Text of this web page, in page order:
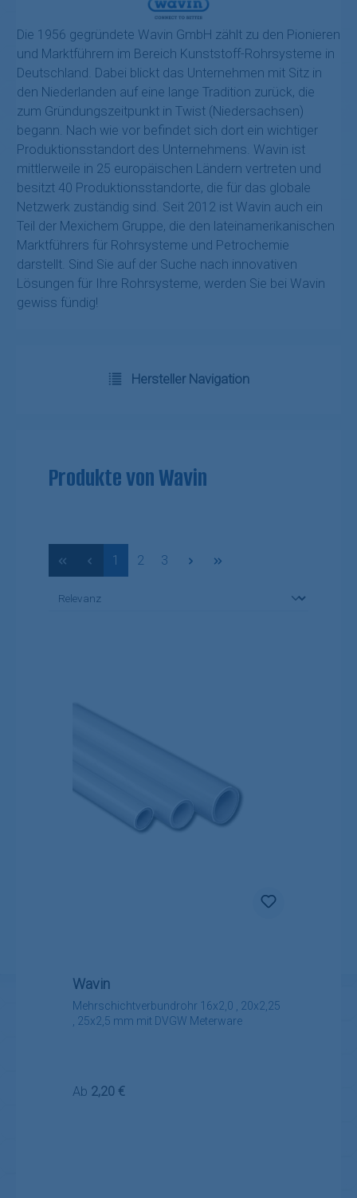
Die 1956 gegründete Wavin GmbH zählt zu den Pionieren
und Marktführern im Bereich Kunststoff-Rohrsysteme in
Deutschland. Dabei blickt das Unternehmen mit Sitz in
den Niederlanden auf eine lange Tradition zurück, die
zum Gründungszeitpunkt in Twist (Niedersachsen)
begann. Nach wie vor befindet sich dort ein wichtiger
Produktionsstandort des Unternehmens. Wavin ist
mittlerweile in 25 europäischen Ländern vertreten und
besitzt 40 Produktionsstandorte, die für das globale
Netzwerk zuständig sind. Seit 2012 ist Wavin auch ein
Teil der Mexichem Gruppe, die den lateinamerikanischen
Marktführers für Rohrsysteme und Petrochemie
darstellt. Sind Sie auf der Suche nach innovativen
Lösungen für Ihre Rohrsysteme, werden Sie bei Wavin
gewiss fündig!
Hersteller Navigation
Produkte von Wavin
Seite
1 Seite
2 Seite
3
Mehrschichtverbundrohr 16x2,0 , 20x2,25
, 25x2,5 mm mit DVGW Meterware
Wavin
Regulärer Preis:
Ab 2,20 €